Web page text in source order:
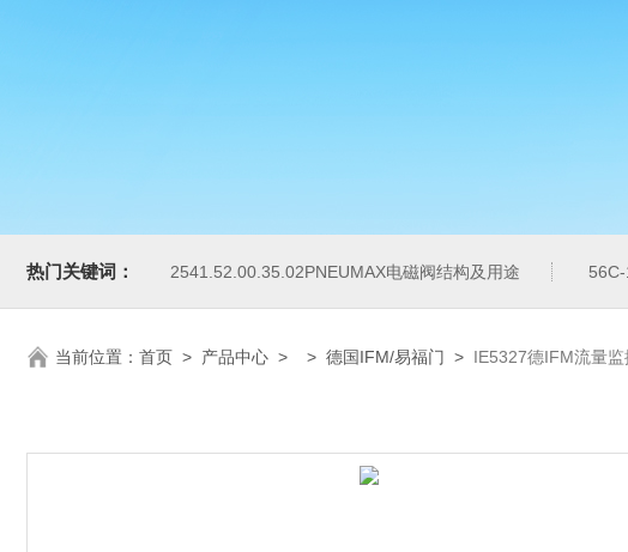
热门关键词： 2541.52.00.35.02PNEUMAX电磁阀结构及用途
当前位置： 首页 > 产品中心 > > 德国IFM/易福门 > IE5327德IFM流量